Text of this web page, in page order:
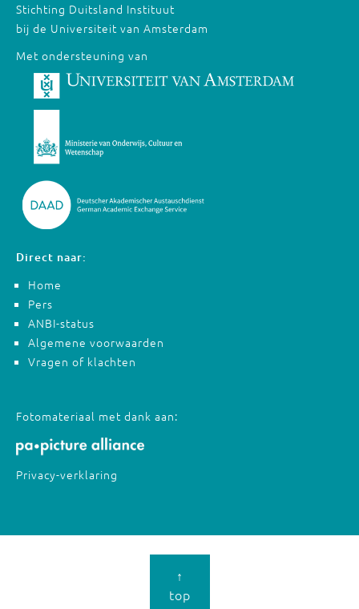
Stichting Duitsland Instituut
bij de Universiteit van Amsterdam
Met ondersteuning van
Direct naar:
Home
Pers
ANBI-status
Algemene voorwaarden
Vragen of klachten
Fotomateriaal met dank aan:
Privacy-verklaring
↑
top